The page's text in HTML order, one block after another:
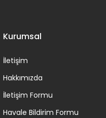
Kurumsal
İletişim
Hakkımızda
İletişim Formu
Havale Bildirim Formu